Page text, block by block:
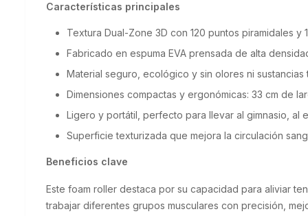
Características principales
Textura Dual-Zone 3D con 120 puntos piramidales
Fabricado en espuma EVA prensada de alta
Material seguro, ecológico y sin olores ni
Dimensiones compactas y ergonómicas: 33 cm de
Ligero y portátil, perfecto para llevar al gimnasio, al
Superficie texturizada que mejora la circulación
Beneficios clave
Este foam roller destaca por su capacidad para aliviar
trabajar diferentes grupos musculares con precisión,